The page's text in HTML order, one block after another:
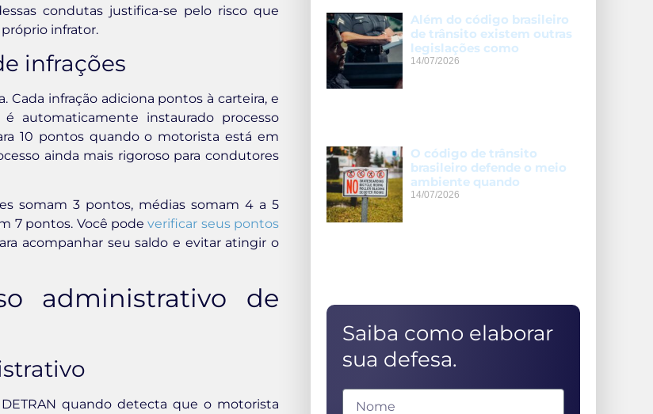
condutas justifica-se pelo risco que
infrator.
infrações
infração adiciona pontos à carteira, e
automaticamente instaurado processo
10 pontos quando o motorista está em
ainda mais rigoroso para condutores
somam 3 pontos, médias somam 4 a 5
7 pontos. Você podeverificar seus pontos
acompanhar seu saldo e evitar atingir o
administrativo de
quando detecta que o motorista
Além do código brasileiro
de trânsito existem outras
legislações como
14/07/2026
O código de trânsito
brasileiro defende o meio
ambiente quando
14/07/2026
Saiba como elaborar
sua defesa.